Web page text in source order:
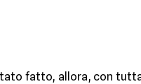
fatto, allora, con